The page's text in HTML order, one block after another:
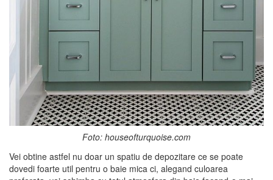
Foto: houseofturquoise.com
Vei obtine astfel nu doar un spatiu de depozitare ce se poate
dovedi foarte util pentru o baie mica ci, alegand culoarea